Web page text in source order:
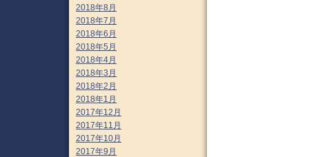
2018年8月
2018年7月
2018年6月
2018年5月
2018年4月
2018年3月
2018年2月
2018年1月
2017年12月
2017年11月
2017年10月
2017年9月